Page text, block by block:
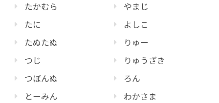
たかむら
たに
たぬたぬ
つじ
つぼんぬ
とーみん
やまじ
よしこ
りゅー
りゅうざき
ろん
わかさま